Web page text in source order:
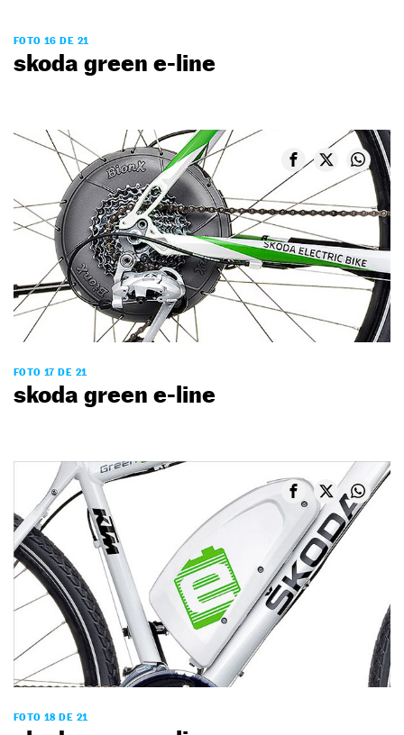
FOTO 16 DE 21
skoda green e-line
FOTO 17 DE 21
skoda green e-line
FOTO 18 DE 21